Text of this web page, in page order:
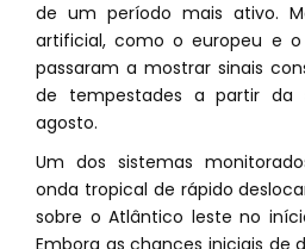
de um período mais ativo.
artificial, como o europeu e o
passaram a mostrar sinais
de tempestades a partir
agosto.
Um dos sistemas
onda tropical de rápido
sobre o Atlântico leste no